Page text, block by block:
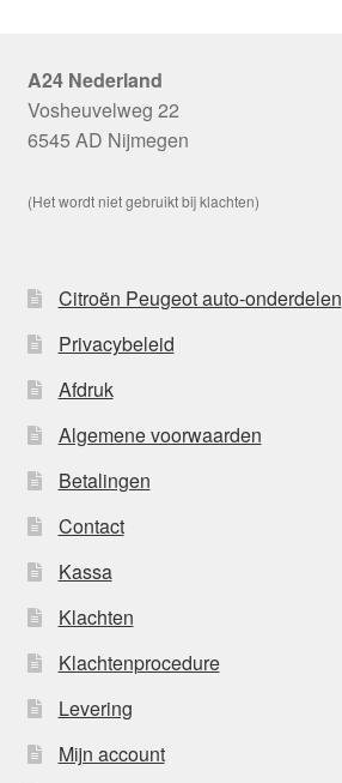
A24 Nederland
Vosheuvelweg 22
6545 AD Nijmegen
(Het wordt niet gebruikt bij klachten)
Citroën Peugeot auto-onderdelen
Privacybeleid
Afdruk
Algemene voorwaarden
Betalingen
Contact
Kassa
Klachten
Klachtenprocedure
Levering
Mijn account